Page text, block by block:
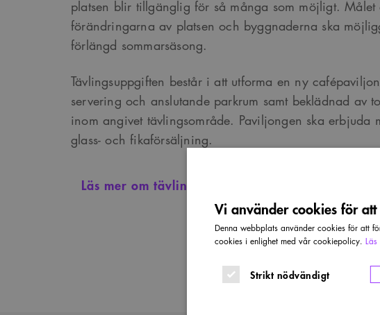
platsen blir tillgänglig för så många som möjligt. Målet
förändringarna av platsen och byggnaderna ska
förlängd sommarsäsong.
Tävlingsuppgiften består i att utforma en ny
servering och anslutande parkrum samt beklädnad av
inom angivet tävlingsområde. Paviljongen ska erbjuda
glass- och fikaförsäljning.
Läs mer om tävlingen
Vi använder cookies för
Denna webbplats använder cookies för att
cookies i enlighet med vår cookiepolicy.
Strikt nödvändigt